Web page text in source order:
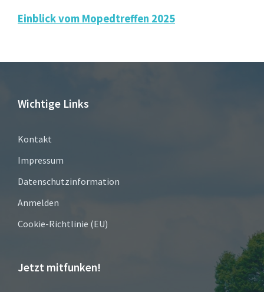
Einblick vom Mopedtreffen 2025
Wichtige Links
Kontakt
Impressum
Datenschutzinformation
Anmelden
Cookie-Richtlinie (EU)
Jetzt mitfunken!